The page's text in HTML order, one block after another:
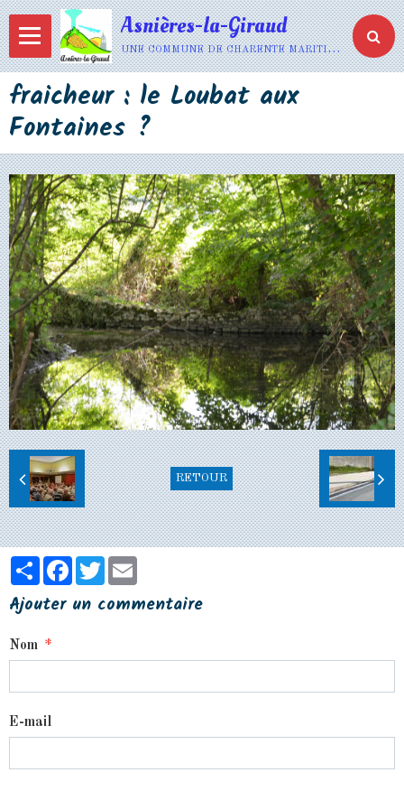
Asnières-la-Giraud
une commune de charente maritime
fraicheur : le Loubat aux
Fontaines ?
RETOUR
PartagerFacebook
Twitter
Ajouter un commentaire
Nom
E-mail